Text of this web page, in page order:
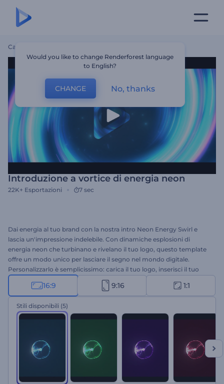
Casa
Introduzione a vortice di energia neon
22K+ Esportazioni 7 sec
Dai energia al tuo brand con la nostra intro Neon Energy Swirl e
lascia un'impressione indelebile. Con dinamiche esplosioni di
energia neon che turbinano e rivelano il tuo logo, questo template
offre un modo unico per lasciare il segno nel mondo digitale.
Personalizzarlo è semplicissimo: carica il tuo logo, inserisci il tuo
slogan e aggiungi la musica di sottofondo dalla nostra vasta libreria
musicale. Ideale per aziende, influencer o chiunque voglia creare
l'atmosfera perfetta per una presentazione elettrizzante. Crea ora!
16:9 9:16 1:1
Stili disponibili (5)
Would you like to change Renderforest language
to English?
CHANGE No, thanks